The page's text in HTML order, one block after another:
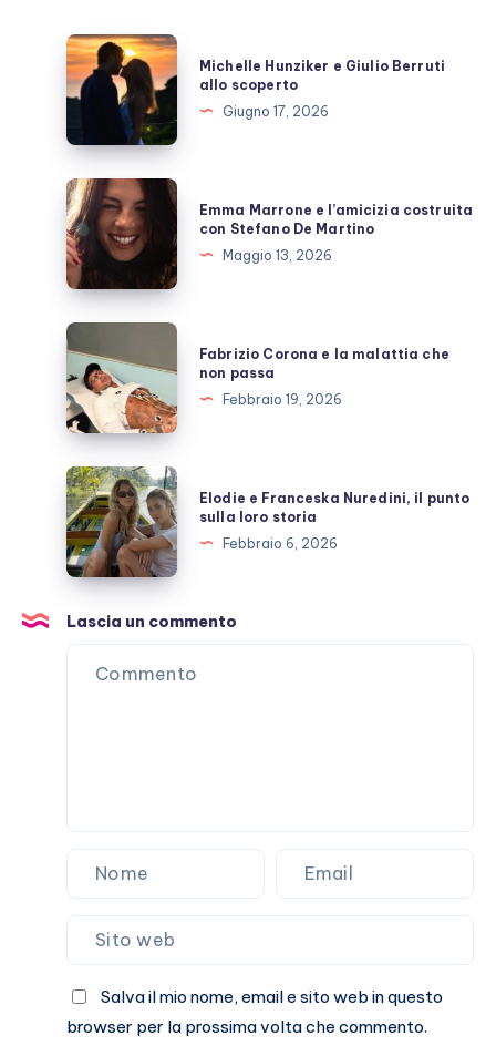
Michelle
Hunziker
e
Berruti
allo
scoperto
Michelle Hunziker e Giulio Berruti
allo scoperto
Giugno 17, 2026
Emma
Marrone
e
l’amicizia
costruita
con
Stefano
De
Martino
Emma Marrone e l’amicizia costruita
con Stefano De Martino
Maggio 13, 2026
Fabrizio
Corona
e
la
malattia
che
non
passa
Fabrizio Corona e la malattia che
non passa
Febbraio 19, 2026
Elodie
e
Franceska
Nuredini,
punto
sulla
Elodie e Franceska Nuredini, il punto
sulla loro storia
Febbraio 6, 2026
Lascia un commento
Salva il mio nome, email e sito web in questo
browser per la prossima volta che commento.